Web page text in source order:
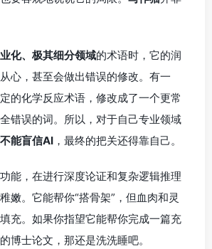
化、极其细分领域的术语时，它的润
心，甚至会做出错误的修改。有一
的化学反应术语，修改成了一个更常
错误的词。所以，对于自己专业领域
能盲信AI ，最终的把关还得靠自己。
功能，在进行深度论证和复杂逻辑推理
嫩。它能帮你“搭骨架”，但血肉和灵
充。如果你指望它能帮你完成一篇充
博士论文，那还是洗洗睡吧。